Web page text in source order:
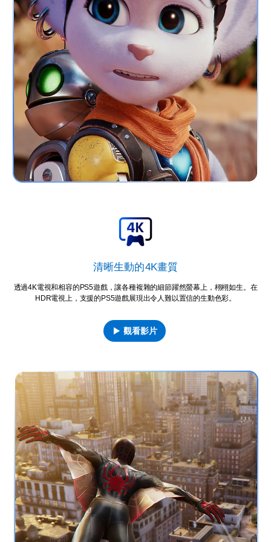
清晰生動的4K畫質
透過4K電視和相容的PS5遊戲，讓各種複雜的細節躍然螢幕上，栩栩如生。在
HDR電視上，支援的PS5遊戲展現出令人難以置信的生動色彩。
觀看影片